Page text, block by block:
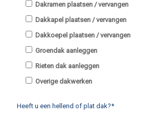
Dakramen plaatsen / vervangen
Dakkapel plaatsen / vervangen
Dakkoepel plaatsen / vervangen
Groendak aanleggen
Rieten dak aanleggen
Overige dakwerken
Heeft u een hellend of plat dak?*